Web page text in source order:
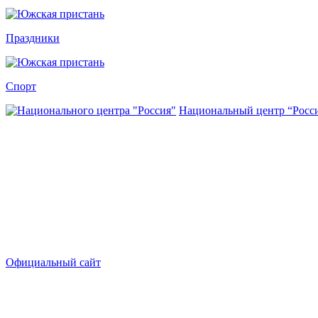
Праздники
Спорт
Национальный центр
Официальный сайт